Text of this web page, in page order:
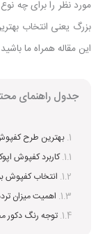
مورد نظر را برای چه
بزرگ یعنی انتخاب
این مقاله همراه ما
جدول راهنمای
بهترین طرح
کاربرد کفپوش
انتخاب کفپوش
اهمیت میزان
توجه رنگ دکور